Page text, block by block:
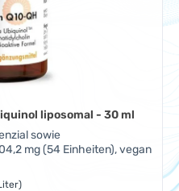
liposomal - 30 ml
sowie
mg (54 Einheiten), vegan